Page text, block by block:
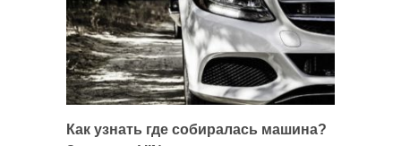
Как узнать где собиралась машина?